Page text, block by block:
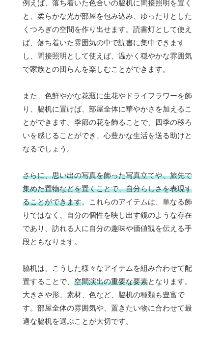
例えば、落ち着いた色合いの脇机に間接照明を置く
と、柔らかな光が部屋を包み込み、ゆったりとした
くつろぎの空間を作り出せます。読書灯として使え
ば、落ち着いた雰囲気の中で読書に集中できます
し、間接照明として使えば、温かく穏やかな雰囲気
で家族との団らんを楽しむことができます。
また、色鮮やかな花瓶に生花やドライフラワーを飾
り、脇机に置けば、部屋全体に華やかさを加えるこ
とができます。季節の花を飾ることで、四季の移ろ
いを感じることができ、心豊かな生活を送る助けと
なるでしょう。
さらに、思い出の写真を飾った写真立てや、旅先で
集めた置物などを置くことで、自分らしさを表現す
ることができます。これらのアイテムは、単なる飾
りではなく、自分の個性を映し出す鏡のような存在
であり、訪れる人に自分の趣味や価値観を伝える手
段ともなります。
脇机は、こうした様々なアイテムを組み合わせて配
置することで、 空間演出の重要な要素となります。
大きさや形、素材、色など、脇机の種類も豊富で
す。部屋全体の雰囲気や、置きたい物に合わせて最
適な脇机を選ぶことが大切です。